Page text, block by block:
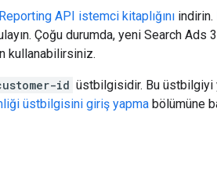
API istemci kitaplığını indirin.
Çoğu durumda, yeni Search Ads
kullanabilirsiniz.
id üstbilgisidir. Bu üstbilgiyi
üstbilgisini giriş yapma bölümüne